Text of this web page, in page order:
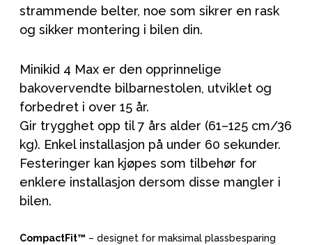
strammende belter, noe som sikrer en rask
og sikker montering i bilen din.
Minikid 4 Max er den opprinnelige
bakovervendte bilbarnestolen, utviklet og
forbedret i over 15 år.
Gir trygghet opp til 7 års alder (61–125 cm/36
kg). Enkel installasjon på under 60 sekunder.
Festeringer kan kjøpes som tilbehør for
enklere installasjon dersom disse mangler i
bilen.
CompactFit™ – designet for maksimal plassbesparing